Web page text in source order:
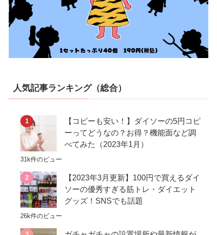
人気記事ランキング（総合）
【コピーも安い！】ダイソーの5円コピ
ーってどうなの？お得？機能面など調
べてみた（2023年1月）
31k件のビュー
【2023年3月更新】100円で買えるダイ
ソーの優秀すぎる筋トレ・ダイエット
グッズ！SNSでも話題
26k件のビュー